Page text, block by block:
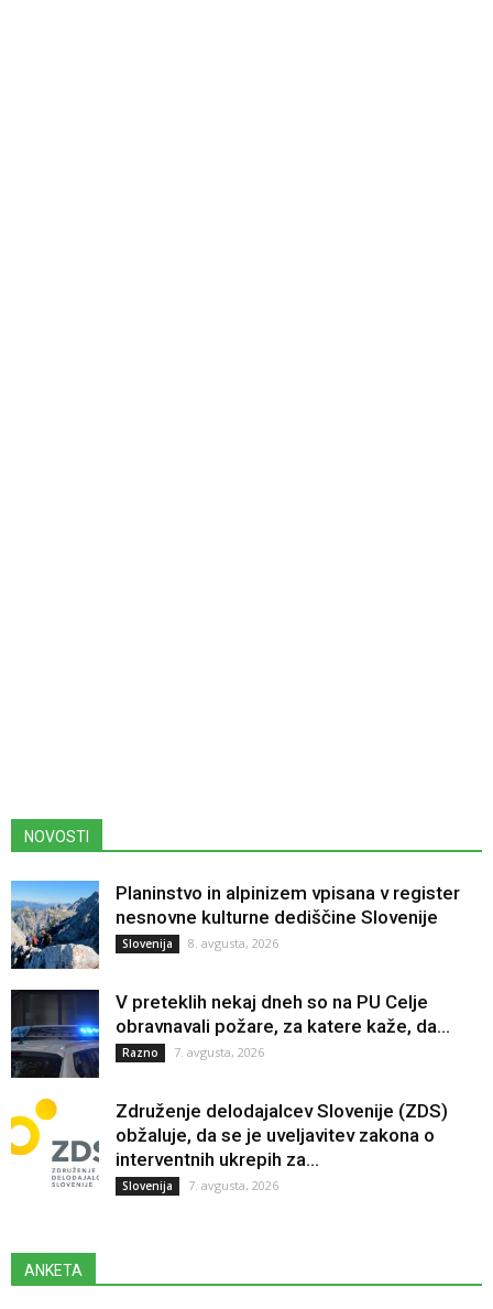
NOVOSTI
Planinstvo in alpinizem vpisana v register
nesnovne kulturne dediščine Slovenije
Slovenija 8. avgusta, 2026
V preteklih nekaj dneh so na PU Celje
obravnavali požare, za katere kaže, da...
Razno 7. avgusta, 2026
Združenje delodajalcev Slovenije (ZDS)
obžaluje, da se je uveljavitev zakona o
interventnih ukrepih za...
Slovenija 7. avgusta, 2026
ANKETA